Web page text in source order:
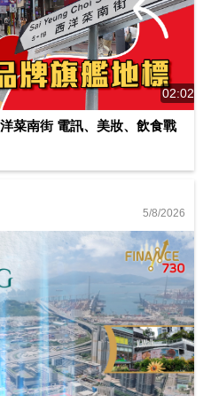
02:02
菜南街 電訊、美妝、飲食戰
5/8/2026